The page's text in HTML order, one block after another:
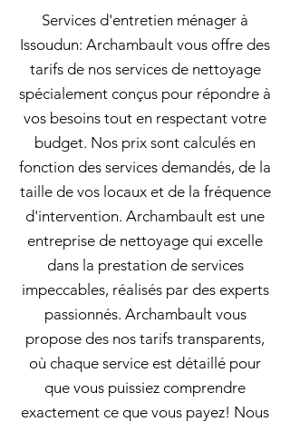
Services d'entretien ménager à
Issoudun: Archambault vous offre des
tarifs de nos services de nettoyage
spécialement conçus pour répondre à
vos besoins tout en respectant votre
budget. Nos prix sont calculés en
fonction des services demandés, de la
taille de vos locaux et de la fréquence
d'intervention. Archambault est une
entreprise de nettoyage qui excelle
dans la prestation de services
impeccables, réalisés par des experts
passionnés. Archambault vous
propose des nos tarifs transparents,
où chaque service est détaillé pour
que vous puissiez comprendre
exactement ce que vous payez! Nous